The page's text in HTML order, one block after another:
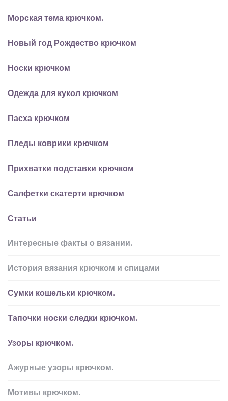
Морская тема крючком.
Новый год Рождество крючком
Носки крючком
Одежда для кукол крючком
Пасха крючком
Пледы коврики крючком
Прихватки подставки крючком
Салфетки скатерти крючком
Статьи
Интересные факты о вязании.
История вязания крючком и спицами
Сумки кошельки крючком.
Тапочки носки следки крючком.
Узоры крючком.
Ажурные узоры крючком.
Мотивы крючком.